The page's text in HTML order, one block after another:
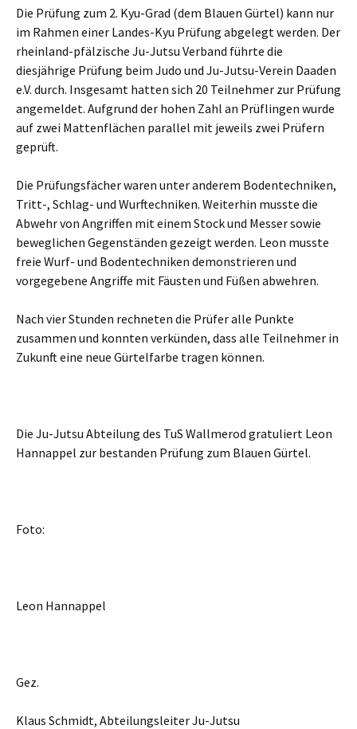
Die Prüfung zum 2. Kyu-Grad (dem Blauen Gürtel) kann nur
im Rahmen einer Landes-Kyu Prüfung abgelegt werden. Der
rheinland-pfälzische Ju-Jutsu Verband führte die
diesjährige Prüfung beim Judo und Ju-Jutsu-Verein Daaden
e.V. durch. Insgesamt hatten sich 20 Teilnehmer zur Prüfung
angemeldet. Aufgrund der hohen Zahl an Prüflingen wurde
auf zwei Mattenflächen parallel mit jeweils zwei Prüfern
geprüft.
Die Prüfungsfächer waren unter anderem Bodentechniken,
Tritt-, Schlag- und Wurftechniken. Weiterhin musste die
Abwehr von Angriffen mit einem Stock und Messer sowie
beweglichen Gegenständen gezeigt werden. Leon musste
freie Wurf- und Bodentechniken demonstrieren und
vorgegebene Angriffe mit Fäusten und Füßen abwehren.
Nach vier Stunden rechneten die Prüfer alle Punkte
zusammen und konnten verkünden, dass alle Teilnehmer in
Zukunft eine neue Gürtelfarbe tragen können.
Die Ju-Jutsu Abteilung des TuS Wallmerod gratuliert Leon
Hannappel zur bestanden Prüfung zum Blauen Gürtel.
Foto:
Leon Hannappel
Gez.
Klaus Schmidt, Abteilungsleiter Ju-Jutsu